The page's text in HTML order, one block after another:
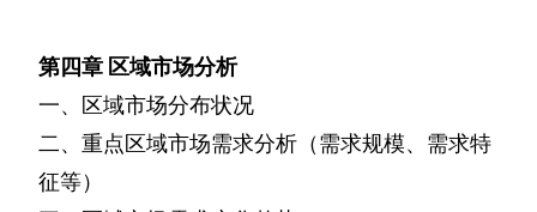
第四章 区域市场分析
一、区域市场分布状况
二、重点区域市场需求分析（需求规模、需求特
征等）